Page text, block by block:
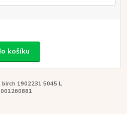
košíku
birch 1902231 5045 L